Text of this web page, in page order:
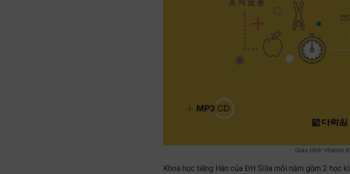
Giáo trình Vitamin
Khoá học tiếng Hàn của ĐH Silla mỗi năm gồm 2 học